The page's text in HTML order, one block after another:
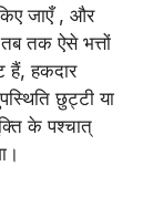
जाएँ , और
तक ऐसे भत्तों
हैं, हकदार
छुट्टी या
के पश्चात्‌